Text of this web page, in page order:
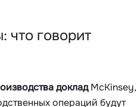
что говорит
докладMcKinsey,
операций будут